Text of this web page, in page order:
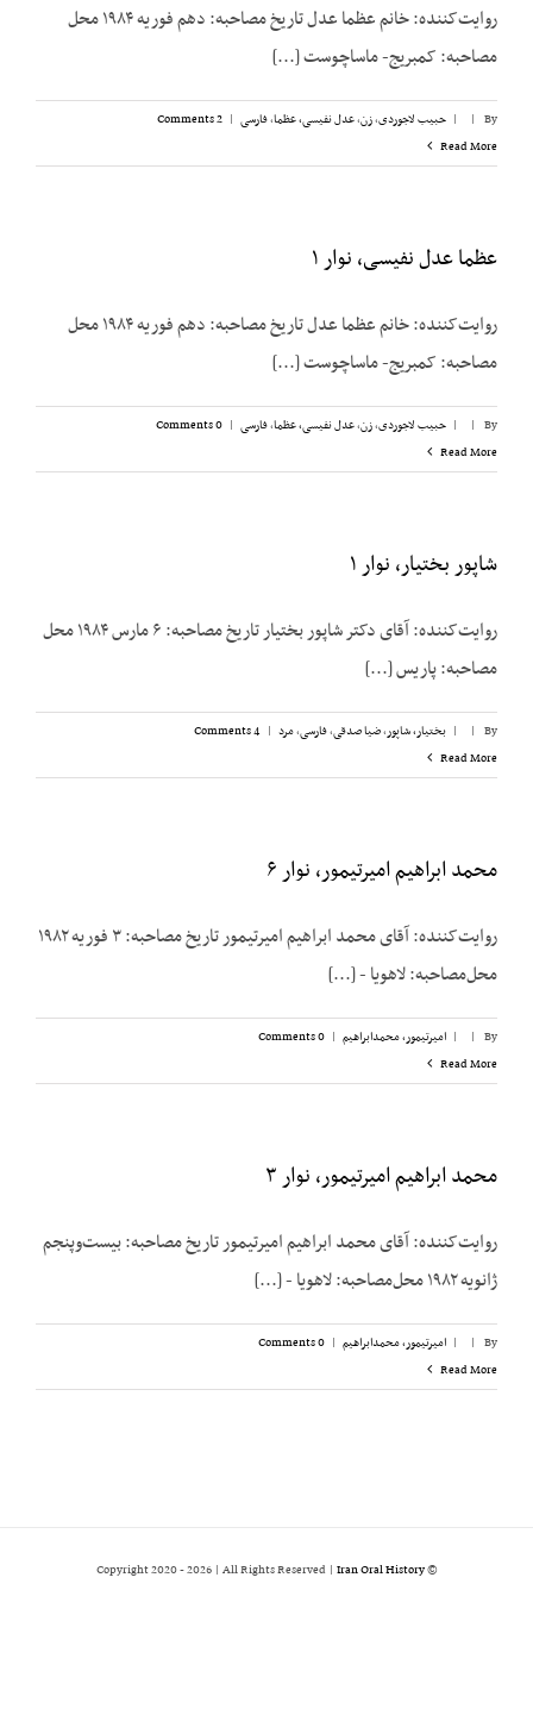
روایت‌کننده: خانم عظما عدل تاریخ مصاحبه: دهم فوریه ۱۹۸۴ محل
مصاحبه: کمبریج- ماساچوست [...]
By
|
| حبیب لاجوردی,زن,عدل نفیسی، عظما,فارسی |
2 Comments
Read More
عظما عدل نفیسی، نوار ۱
روایت‌کننده: خانم عظما عدل تاریخ مصاحبه: دهم فوریه ۱۹۸۴ محل
مصاحبه: کمبریج- ماساچوست [...]
By
|
| حبیب لاجوردی,زن,عدل نفیسی، عظما,فارسی |
0 Comments
Read More
شاپور بختیار، نوار ۱
روایت‌کننده: آقای دکتر شاپور بختیار تاریخ مصاحبه: ۶ مارس ۱۹۸۴ محل
مصاحبه: پاریس [...]
By
|
| بختیار، شاپور,ضیا صدقی,فارسی,مرد |
4 Comments
Read More
محمد ابراهیم امیرتیمور، نوار ۶
روایت‌کننده: آقای محمد ابراهیم امیرتیمور تاریخ مصاحبه: ۳ فوریه ۱۹۸۲
محل‌مصاحبه: لاهویا - [...]
By
|
| امیرتیمور، محمدابراهیم |
0 Comments
Read More
محمد ابراهیم امیرتیمور، نوار ۳
روایت‌کننده: آقای محمد ابراهیم امیرتیمور تاریخ مصاحبه: بیست‌وپنجم
ژانویه ۱۹۸۲ محل‌مصاحبه: لاهویا - [...]
By
|
| امیرتیمور، محمدابراهیم |
0 Comments
Read More
© Copyright 2020 -
2026 | All Rights Reserved | Iran Oral History